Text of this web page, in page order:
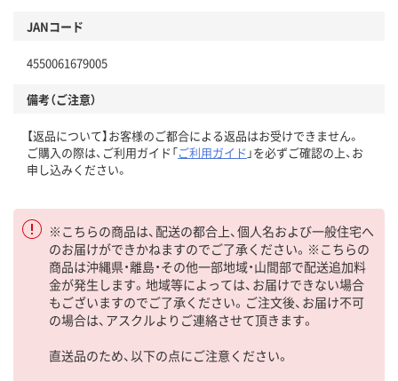
JANコード
4550061679005
備考（ご注意）
【返品について】お客様のご都合による返品はお受けできません。
ご購入の際は、ご利用ガイド「ご利用ガイド 」を必ずご確認の上、お
申し込みください。
※こちらの商品は、配送の都合上、個人名および一般住宅へ
のお届けができかねますのでご了承ください。※こちらの
商品は沖縄県・離島・その他一部地域・山間部で配送追加料
金が発生します。地域等によっては、お届けできない場合
もございますのでご了承ください。ご注文後、お届け不可
の場合は、アスクルよりご連絡させて頂きます。
直送品のため、以下の点にご注意ください。